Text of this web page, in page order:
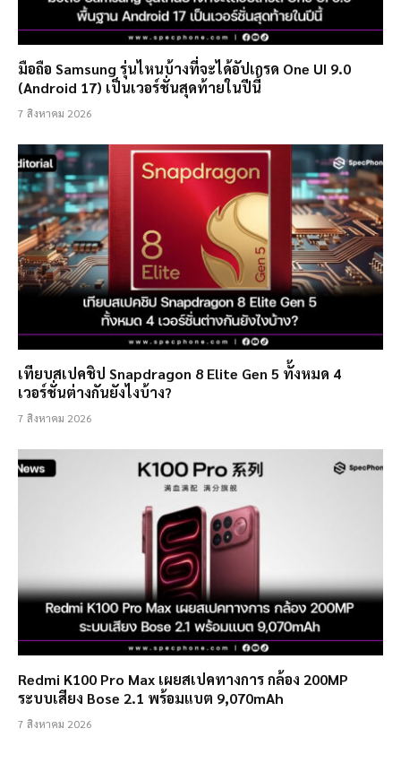
มือถือ Samsung รุ่นไหนบ้างที่จะได้อัปเกรด One UI 9.0
(Android 17) เป็นเวอร์ชั่นสุดท้ายในปีนี้
7 สิงหาคม 2026
เทียบสเปคชิป Snapdragon 8 Elite Gen 5 ทั้งหมด 4
เวอร์ชั่นต่างกันยังไงบ้าง?
7 สิงหาคม 2026
Redmi K100 Pro Max เผยสเปคทางการ กล้อง 200MP
ระบบเสียง Bose 2.1 พร้อมแบต 9,070mAh
7 สิงหาคม 2026